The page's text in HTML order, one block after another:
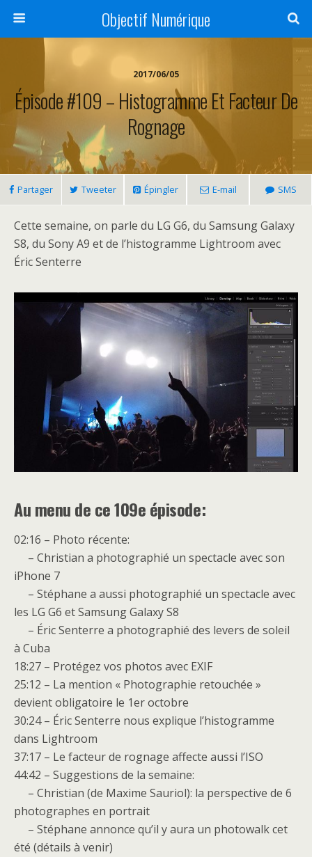
Objectif Numérique
2017/06/05
Épisode #109 – Histogramme Et Facteur De
Rognage
Partager Tweeter Épingler E-mail SMS
Cette semaine, on parle du LG G6, du Samsung Galaxy
S8, du Sony A9 et de l’histogramme Lightroom avec
Éric Senterre
Au menu de ce 109e épisode:
02:16 – Photo récente:
– Christian a photographié un spectacle avec son
iPhone 7
– Stéphane a aussi photographié un spectacle avec
les LG G6 et Samsung Galaxy S8
– Éric Senterre a photographié des levers de soleil
à Cuba
18:27 – Protégez vos photos avec EXIF
25:12 – La mention « Photographie retouchée »
devient obligatoire le 1er octobre
30:24 – Éric Senterre nous explique l’histogramme
dans Lightroom
37:17 – Le facteur de rognage affecte aussi l’ISO
44:42 – Suggestions de la semaine:
– Christian (de Maxime Sauriol): la perspective de 6
photographes en portrait
– Stéphane annonce qu’il y aura un photowalk cet
été (détails à venir)